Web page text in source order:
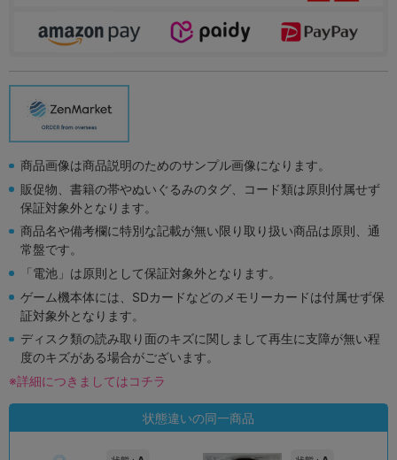
商品画像は商品説明のためのサンプル画像になります。
販促物、書籍の帯やぬいぐるみのタグ、コード類は原則付属せず
保証対象外となります。
商品名や備考欄に特別な記載が無い限り取り扱い商品は原則、通
常盤です。
「電池」は原則として保証対象外となります。
ゲーム機本体には、SDカードなどのメモリーカードは付属せず保
証対象外となります。
ディスク類の読み取り面のキズに関しまして再生に支障が無い程
度のキズがある場合がございます。
※詳細につきましてはコチラ
状態違いの同一商品